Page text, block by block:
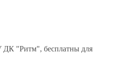
ДК "Ритм", бесплатны для